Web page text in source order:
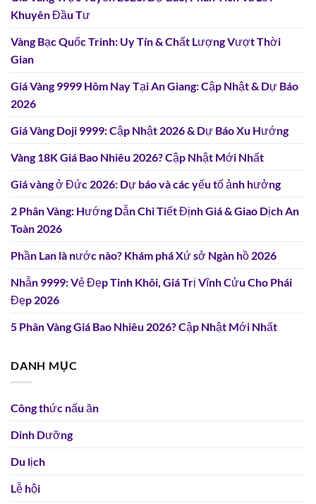
Khuyên Đầu Tư
Vàng Bạc Quốc Trinh: Uy Tín & Chất Lượng Vượt Thời
Gian
Giá Vàng 9999 Hôm Nay Tại An Giang: Cập Nhật & Dự Báo
2026
Giá Vàng Doji 9999: Cập Nhật 2026 & Dự Báo Xu Hướng
Vàng 18K Giá Bao Nhiêu 2026? Cập Nhật Mới Nhất
Giá vàng ở Đức 2026: Dự báo và các yếu tố ảnh hưởng
2 Phân Vàng: Hướng Dẫn Chi Tiết Định Giá & Giao Dịch An
Toàn 2026
Phần Lan là nước nào? Khám phá Xứ sở Ngàn hồ 2026
Nhẫn 9999: Vẻ Đẹp Tinh Khôi, Giá Trị Vĩnh Cửu Cho Phái
Đẹp 2026
5 Phân Vàng Giá Bao Nhiêu 2026? Cập Nhật Mới Nhất
DANH MỤC
Công thức nấu ăn
Dinh Dưỡng
Du lịch
Lễ hội